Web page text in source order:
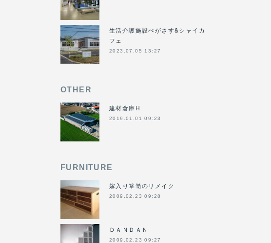
生活介護施設ぺがさす&シャイカ
フェ
2023.07.05 13:27
OTHER
建材倉庫H
2019.01.01 09:23
FURNITURE
嫁入り箪笥のリメイク
2009.02.23 09:28
ＤＡＮＤＡＮ
2009.02.23 09:27